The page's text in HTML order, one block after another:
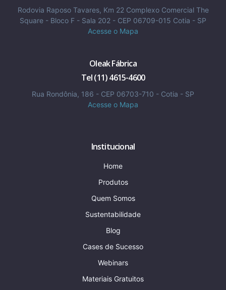
Rodovia Raposo Tavares, Km 22 Complexo Comercial The
Square - Bloco F - Sala 202 - CEP 06709-015 Cotia - SP
Acesse o Mapa
Oleak Fábrica
Tel (11) 4615-4600
Rua Rondônia, 186 - CEP 06703-710 - Cotia - SP
Acesse o Mapa
Institucional
Home
Produtos
Quem Somos
Sustentabilidade
Blog
Cases de Sucesso
Webinars
Materiais Gratuitos